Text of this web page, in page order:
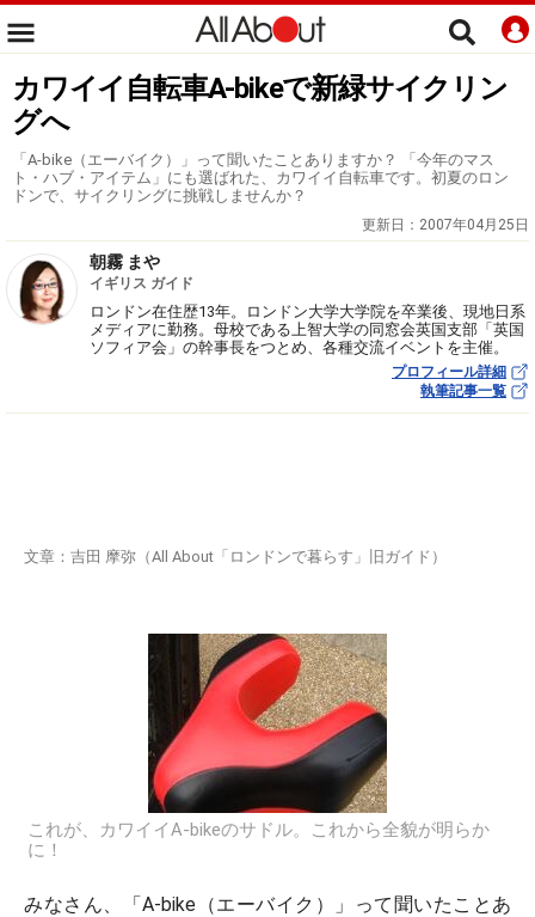
カワイイ自転車A-bikeで新緑サイクリン
グへ
「A-bike（エーバイク）」って聞いたことありますか？ 「今年のマス
ト・ハブ・アイテム」にも選ばれた、カワイイ自転車です。初夏のロン
ドンで、サイクリングに挑戦しませんか？
更新日： 2007年04月25日
朝霧 まや
イギリス ガイド
ロンドン在住歴13年。ロンドン大学大学院を卒業後、現地日系
メディアに勤務。母校である上智大学の同窓会英国支部「英国
ソフィア会」の幹事長をつとめ、各種交流イベントを主催。
プロフィール詳細
執筆記事一覧
文章：吉田 摩弥（All About「ロンドンで暮らす」旧ガイド）
これが、カワイイA-bikeのサドル。これから全貌が明らか
に！
みなさん、「A-bike（エーバイク）」って聞いたことあ